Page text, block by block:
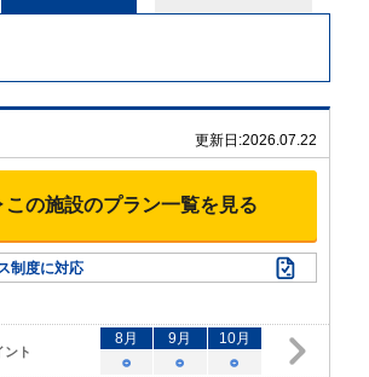
更新日:2026.07.22
この施設のプラン一覧を見る
制度に対応
ント
8月 9月 10月
○
○ ○